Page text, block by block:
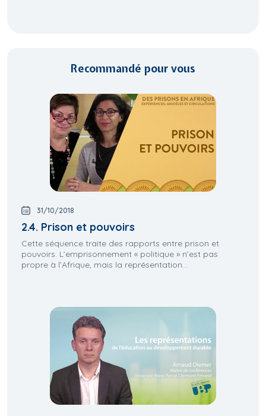
Recommandé pour vous
31/10/2018
2.4. Prison et pouvoirs
Cette séquence traite des rapports entre prison et
pouvoirs. L’emprisonnement « politique » n’est pas
propre à l’Afrique, mais la représentation...